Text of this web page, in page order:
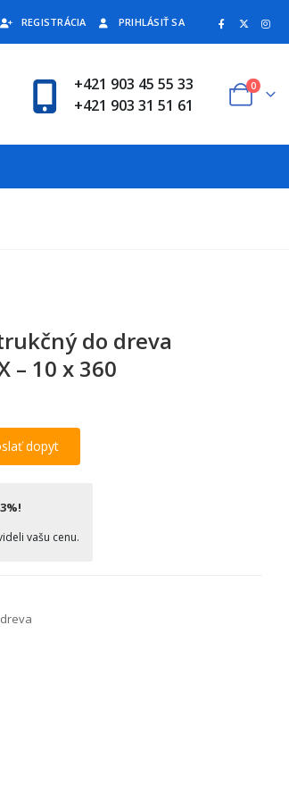
REGISTRÁCIA PRIHLÁSIŤ SA
+421 903 45 55 33
+421 903 31 51 61
0
do dreva
– 10 x 360
dopyt
vašu cenu.